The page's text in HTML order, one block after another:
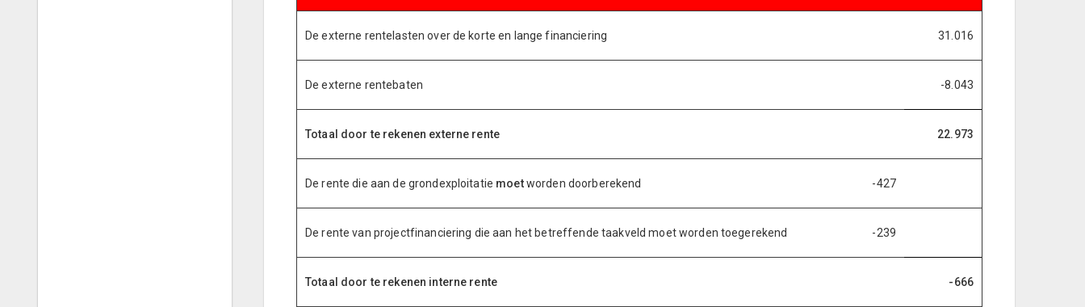
De externe rentelasten over de korte en lange financiering 31.016
De externe rentebaten -8.043
Totaal door te rekenen externe rente 22.973
De rente die aan de grondexploitatie moetworden doorberekend -427
De rente van projectfinanciering die aan het betreffende taakveld moet worden toegerekend -239
Totaal door te rekenen interne rente -666